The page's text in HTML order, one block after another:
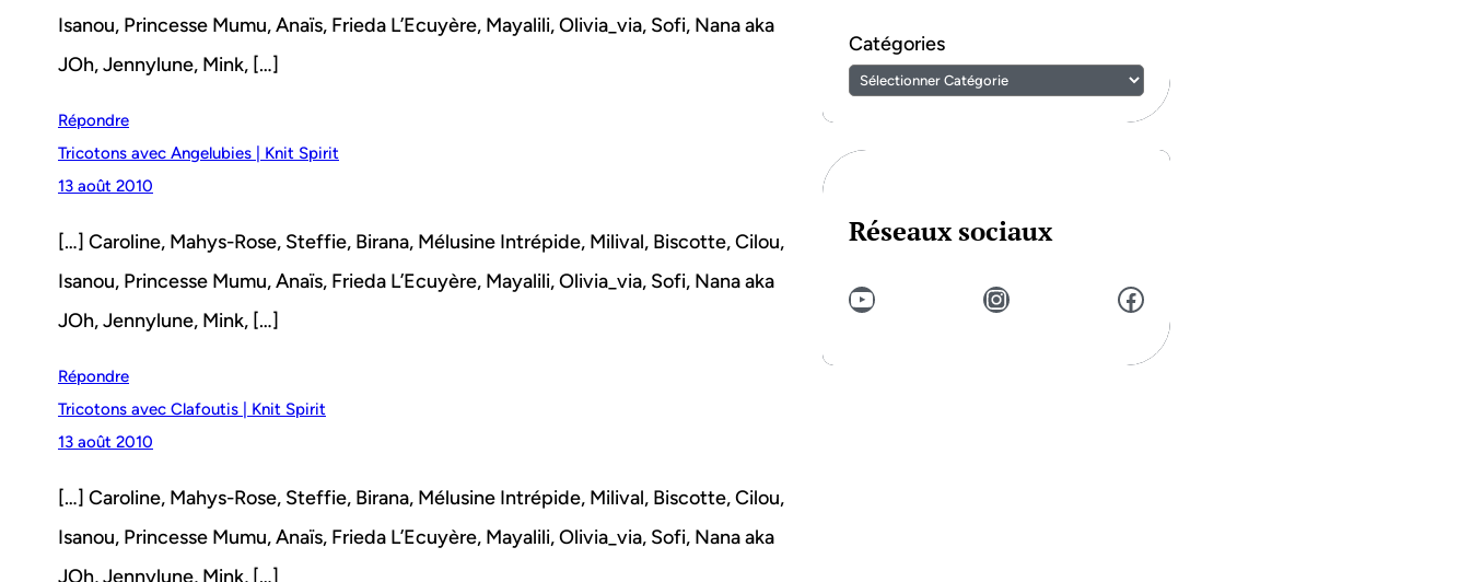
Isanou, Princesse Mumu, Anaïs, Frieda L’Ecuyère, Mayalili, Olivia_via, Sofi, Nana aka
JOh, Jennylune, Mink, […]
Répondre
Tricotons avec Angelubies | Knit Spirit
13 août 2010
[…] Caroline, Mahys-Rose, Steffie, Birana, Mélusine Intrépide, Milival, Biscotte, Cilou,
Isanou, Princesse Mumu, Anaïs, Frieda L’Ecuyère, Mayalili, Olivia_via, Sofi, Nana aka
JOh, Jennylune, Mink, […]
Répondre
Tricotons avec Clafoutis | Knit Spirit
13 août 2010
[…] Caroline, Mahys-Rose, Steffie, Birana, Mélusine Intrépide, Milival, Biscotte, Cilou,
Isanou, Princesse Mumu, Anaïs, Frieda L’Ecuyère, Mayalili, Olivia_via, Sofi, Nana aka
JOh, Jennylune, Mink, […]
Catégories
Réseaux sociaux
YouTube Instagram Facebook